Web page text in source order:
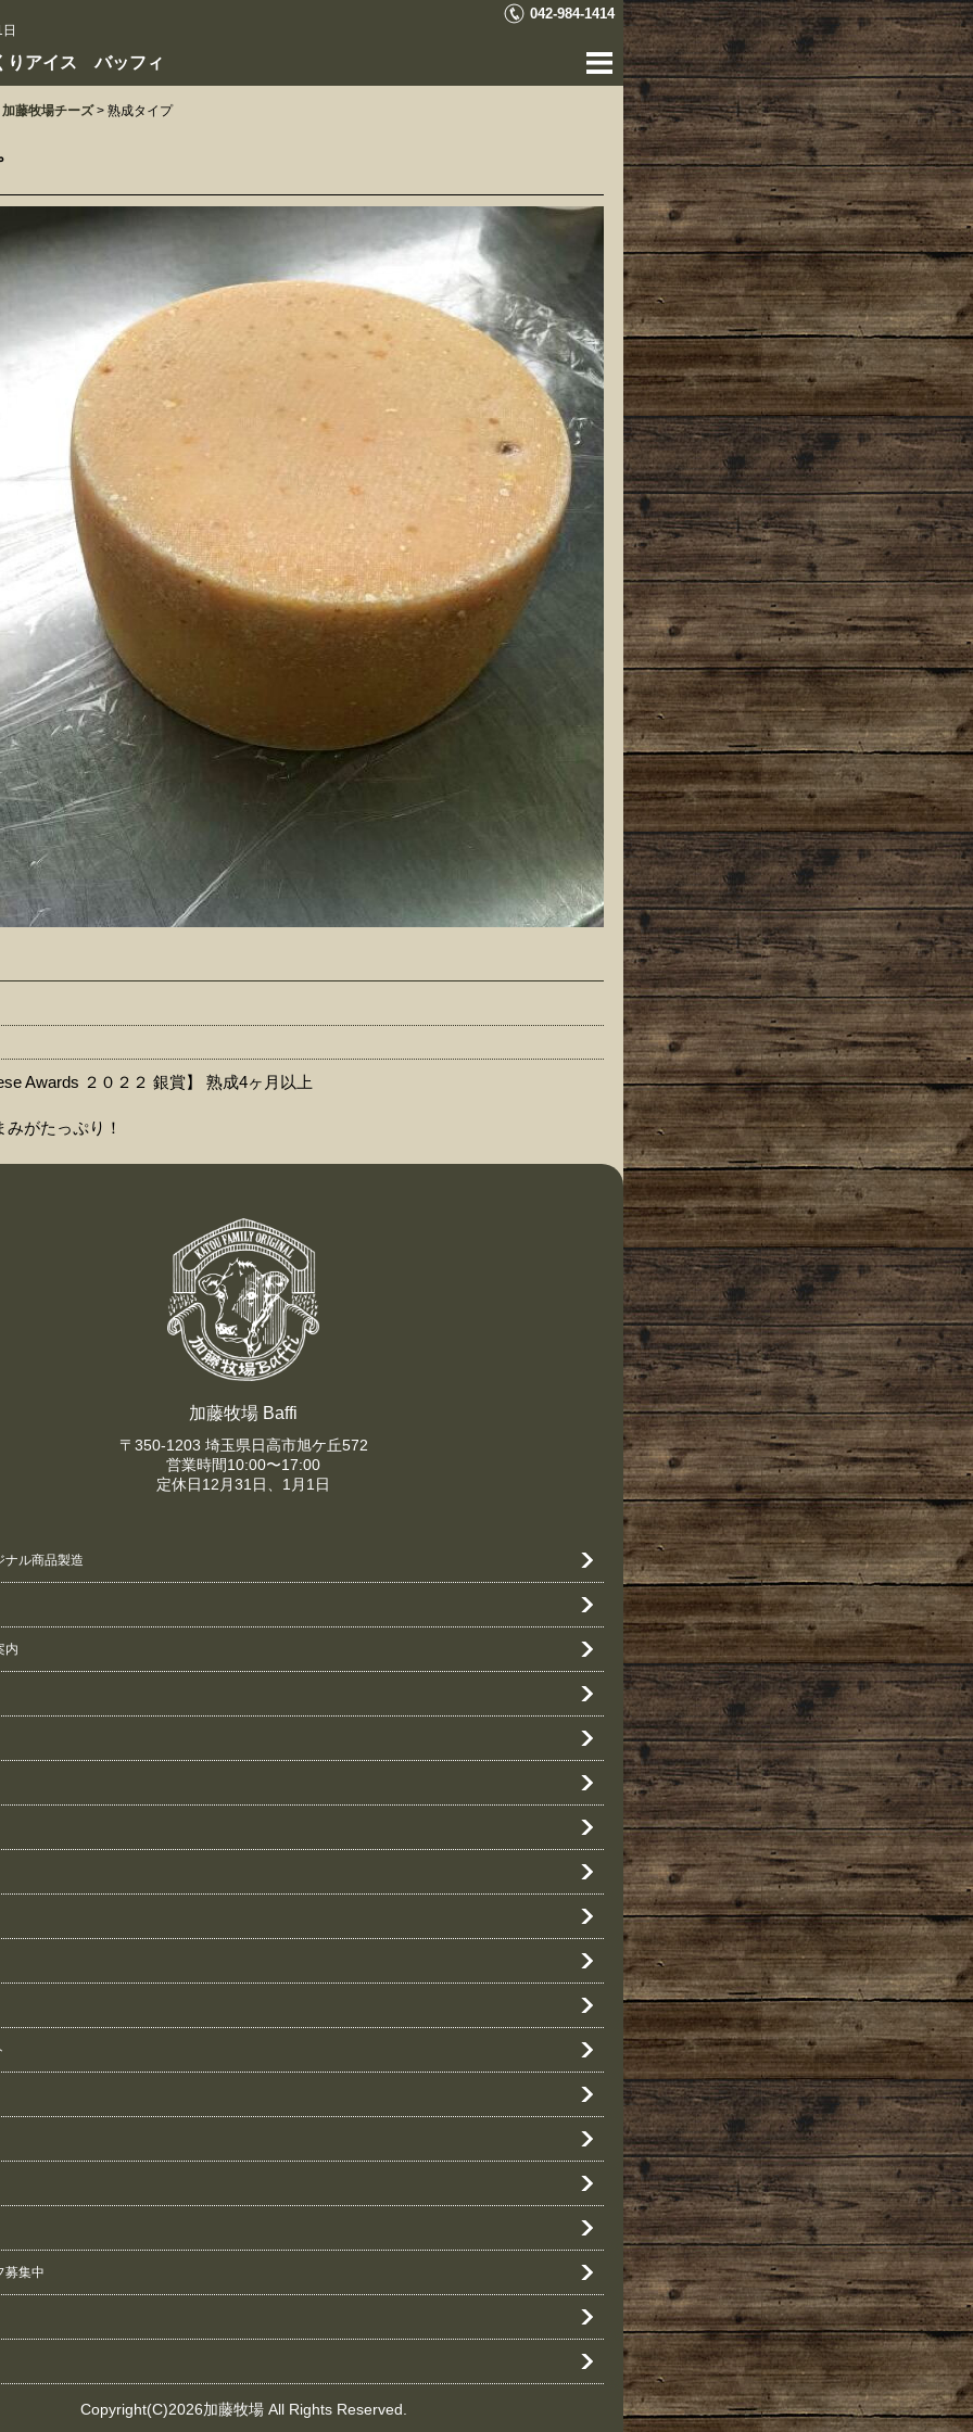
042-984-1414
りアイス バッフィ
加藤牧場チーズ > 熟成タイプ
Awards ２０２２ 銀賞】 熟成4ヶ月以上
がたっぷり！
加藤牧場 Baffi
〒350-1203 埼玉県日高市旭ケ丘572
営業時間10:00〜17:00
定休日12月31日、1月1日
ナル商品製造
内
募集中
Copyright(C)2026加藤牧場 All Rights Reserved.